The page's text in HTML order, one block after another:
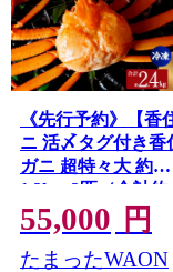
《先行予約》【香
ニ 活〆タグ付き香
ガニ 超特々大 約
1.2kg×2匹（合計約
2.4kg以上）生冷凍
【令和9年2月中旬
発送予定】国産 カ
55,000 円
たまったWAON